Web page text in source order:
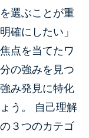
選ぶことが重
確にしたい」
点を当てたワ
の強みを見つ
み発見に特化
う。 自己理解
３つのカテゴ